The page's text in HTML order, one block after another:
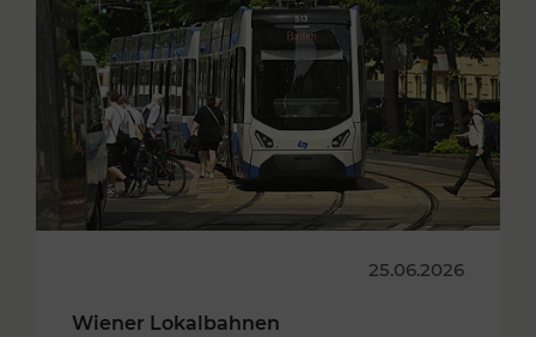
25.06.2026
Wiener Lokalbahnen